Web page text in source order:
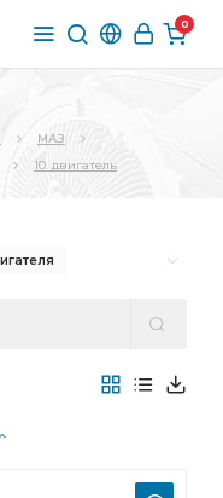
0
МАЗ
10. двигатель